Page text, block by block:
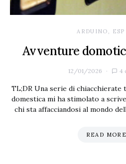
ARDUINO,
Avventure
12/01/2026 4
TL;DR Una serie di
domestica mi ha stimolato a
chi sta affacciandosi al mondo
READ MORE